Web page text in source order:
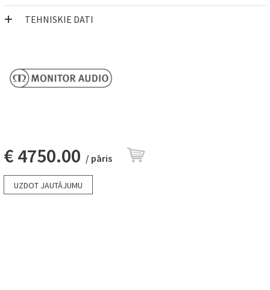
TEHNISKIE DATI
€ 4750.00 / pāris
UZDOT JAUTĀJUMU